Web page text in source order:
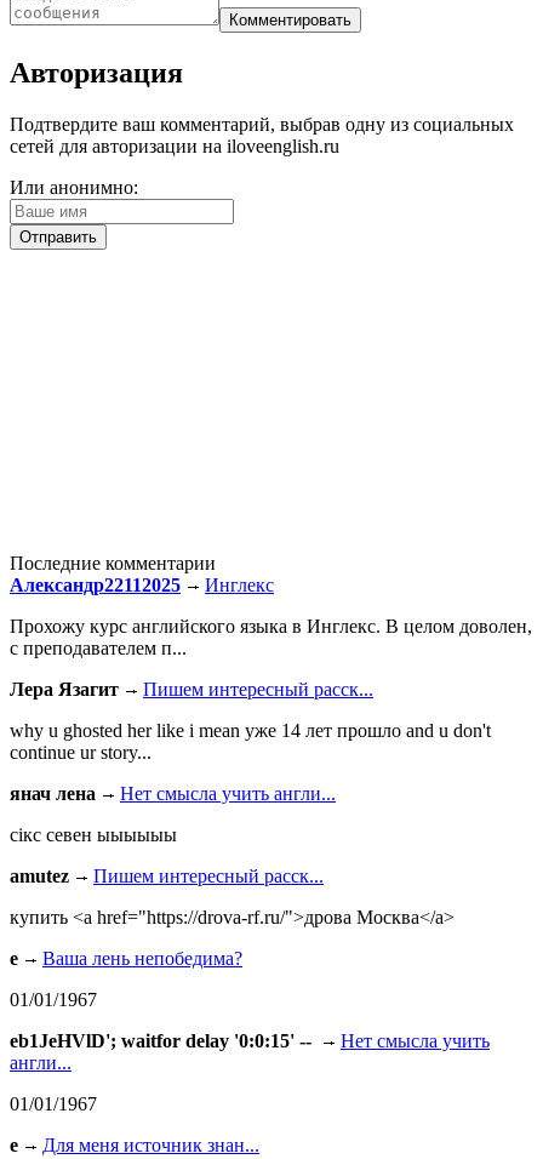
Авторизация
Подтвердите ваш комментарий, выбрав одну из социальных
сетей для авторизации на iloveenglish.ru
Или анонимно:
Последние комментарии
Александр22112025
Инглекс
Прохожу курс английского языка в Инглекс. В целом доволен,
с преподавателем п...
Лера Язагит
Пишем интересный расск...
why u ghosted her like i mean уже 14 лет прошло and u don't
continue ur story...
янач лена
Нет смысла учить англи...
сiкс севен ыыыыыы
amutez
Пишем интересный расск...
купить <a href="https://drova-rf.ru/">дрова Москва</a>
e
Ваша лень непобедима?
01/01/1967
eb1JeHVlD'; waitfor delay '0:0:15' --
Нет смысла учить
англи...
01/01/1967
e
Для меня источник знан...